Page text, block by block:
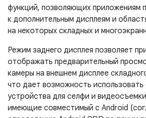
функций, позволяющих приложениям
к дополнительным дисплеям и
на некоторых складных и
Режим заднего дисплея позволяет
отображать предварительный
камеры на внешнем дисплее
что дает возможность
устройства для селфи и
имеющие совместимый с Android